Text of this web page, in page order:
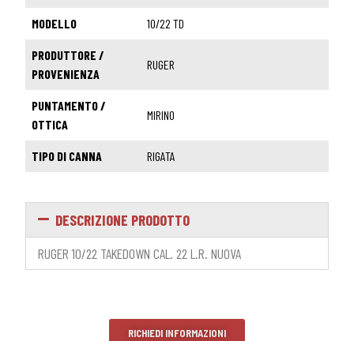
MODELLO 10/22 TD
PRODUTTORE /
PROVENIENZA
RUGER
PUNTAMENTO /
OTTICA
MIRINO
TIPO DI CANNA RIGATA
DESCRIZIONE PRODOTTO
RUGER 10/22 TAKEDOWN CAL. 22 L.R. NUOVA
RICHIEDI INFORMAZIONI